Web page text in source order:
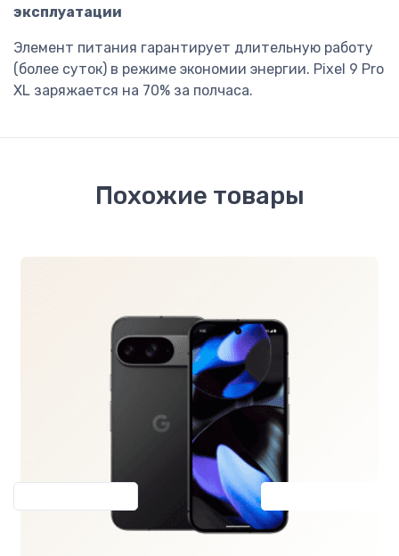
эксплуатации
Элемент питания гарантирует длительную работу
(более суток) в режиме экономии энергии. Pixel 9 Pro
XL заряжается на 70% за полчаса.
Похожие товары